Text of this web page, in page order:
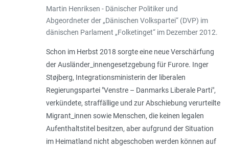
Martin Henriksen - Dänischer Politiker und
Abgeordneter der „Dänischen Volkspartei“ (DVP) im
dänischen Parlament „Folketinget“ im Dezember 2012.
Schon im Herbst 2018 sorgte eine neue Verschärfung
der Ausländer_innengesetzgebung für Furore. Inger
Støj­berg, Integrationsministerin der liberalen
Regierungspartei "Venstre – Danmarks Liberale Parti",
verkündete, straffällige und zur Abschiebung verurteilte
Migrant_innen sowie Menschen, die keinen legalen
Aufenthaltstitel besitzen, aber aufgrund der Situation
im Heimatland nicht abgeschoben werden können auf